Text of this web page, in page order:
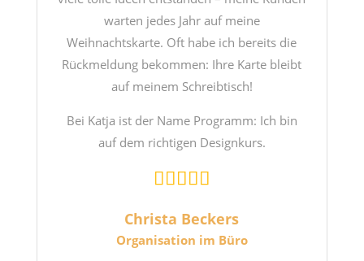
warten jedes Jahr auf meine
Weihnachtskarte. Oft habe ich bereits die
Rückmeldung bekommen: Ihre Karte bleibt
auf meinem Schreibtisch!
Bei Katja ist der Name Programm: Ich bin
auf dem richtigen Designkurs.
Christa Beckers
Organisation im Büro